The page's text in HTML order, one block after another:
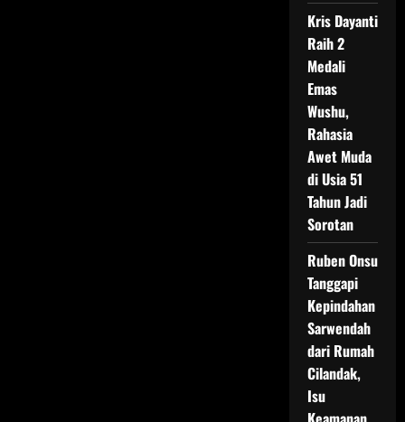
Kris Dayanti
Raih 2
Medali
Emas
Wushu,
Rahasia
Awet Muda
di Usia 51
Tahun Jadi
Sorotan
Ruben Onsu
Tanggapi
Kepindahan
Sarwendah
dari Rumah
Cilandak,
Isu